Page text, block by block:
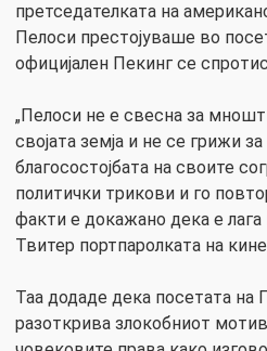
претседателката на
Пелоси престојуваше во
официјален Пекинг се
„Пелоси не е свесна за
својата земја и не се грижи
благосостојбата на своите
политички трикови и го
факти е докажано дека е лага
Твитер портпаролката на
Таа додаде дека посетата на
разоткрива злокобниот